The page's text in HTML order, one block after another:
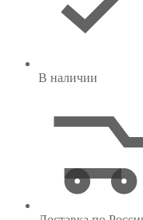
В наличии